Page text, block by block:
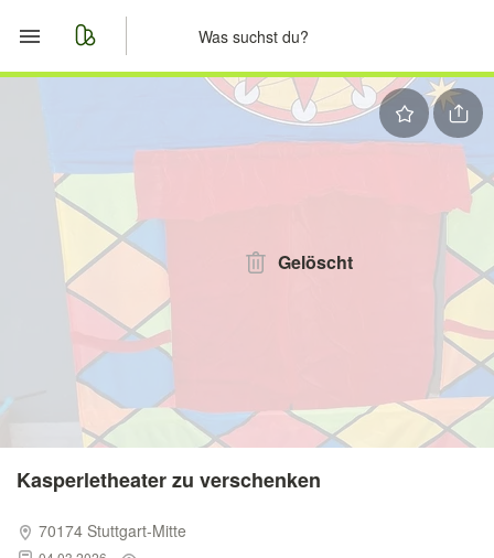
Merkliste
Nachrichten
Anzeige aufgeben
Gelöscht
Kasperletheater zu verschenken
70174 Stuttgart-Mitte